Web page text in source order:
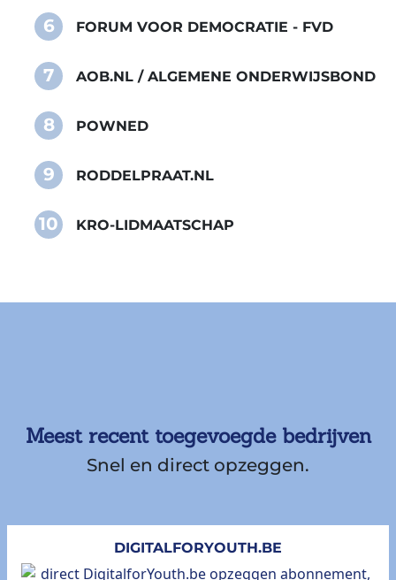
6 FORUM VOOR DEMOCRATIE - FVD
7 AOB.NL / ALGEMENE ONDERWIJSBOND
8 POWNED
9 RODDELPRAAT.NL
10 KRO-LIDMAATSCHAP
Meest recent toegevoegde bedrijven
Snel en direct opzeggen.
DIGITALFORYOUTH.BE